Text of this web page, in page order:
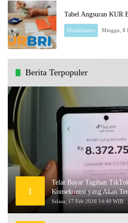
Tabel Angsuran KUR
Multifinance
Berita Terpopuler
1
Telat Bayar Tagihan
Konsekuensi yang Akan
Selasa, 17 Feb 2026 14:40 WIB